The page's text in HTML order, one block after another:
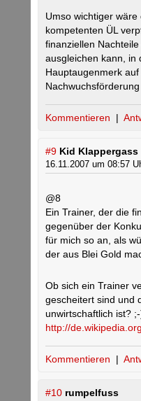
Umso wichtiger
kompetenten ÜL
finanziellen
ausgleichen kann, in
Hauptaugenmerk
Nachwuchsförderung
Kommentieren |
#9 Kid Klappergass
16.11.2007 um 08:57
@8
Ein Trainer, der die
gegenüber der
für mich so an, als
der aus Blei Gold
Ob sich ein Trainer
gescheitert sind und
unwirtschaftlich ist?
http://
Kommentieren |
#10 rumpelfuss